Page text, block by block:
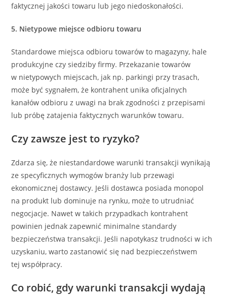
faktycznej jakości towaru lub jego niedoskonałości.
5. Nietypowe miejsce odbioru towaru
Standardowe miejsca odbioru towarów to magazyny, hale
produkcyjne czy siedziby firmy. Przekazanie towarów
w nietypowych miejscach, jak np. parkingi przy trasach,
może być sygnałem, że kontrahent unika oficjalnych
kanałów odbioru z uwagi na brak zgodności z przepisami
lub próbę zatajenia faktycznych warunków towaru.
Czy zawsze jest to ryzyko?
Zdarza się, że niestandardowe warunki transakcji wynikają
ze specyficznych wymogów branży lub przewagi
ekonomicznej dostawcy. Jeśli dostawca posiada monopol
na produkt lub dominuje na rynku, może to utrudniać
negocjacje. Nawet w takich przypadkach kontrahent
powinien jednak zapewnić minimalne standardy
bezpieczeństwa transakcji. Jeśli napotykasz trudności w ich
uzyskaniu, warto zastanowić się nad bezpieczeństwem
tej współpracy.
Co robić, gdy warunki transakcji wydają